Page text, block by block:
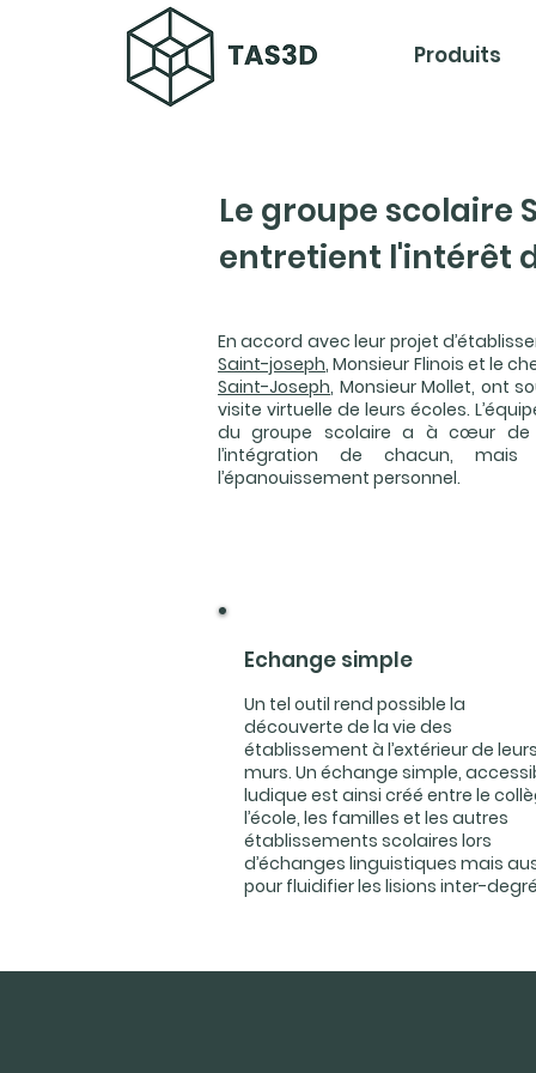
Produits
Le groupe scolaire
entretient l'intérêt
En accord avec leur projet
Saint-joseph, Monsieur Flinois et le
Saint-Joseph, Monsieur Mollet, ont
visite virtuelle de leurs écoles.
du groupe scolaire a à cœur de
l’intégration de chacun,
l’épanouissement personnel.
Echange simple
Un tel outil rend possible la
découverte de la vie des
établissement à l’extérieur de
murs. Un échange simple,
ludique est ainsi créé entre le
l’école, les familles et les autres
établissements scolaires lors
d’échanges linguistiques mais
pour fluidifier les lisions inter-